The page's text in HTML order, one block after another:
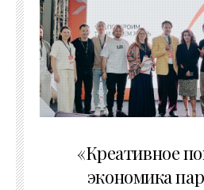
«Креативное
экономика